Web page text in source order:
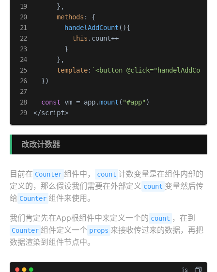
      },
methods : {
handelAddCount ( ){
this . count++
        }
      },
template: `<button
  })
const vm = app.mount ( "#app" )
</script>
改改计数器
目前在 Counter 组件中， count 计数变量是在组件内部的
定义的，那么假设我们需要在外部定义 count 变量然后传
给 Counter 组件来使用。
我们肯定先在App根组件中来定义一个的 count ，在到
Counter 组件定义一个 props 来接收传过来的数据，再把
数据渲染到组件节点中。